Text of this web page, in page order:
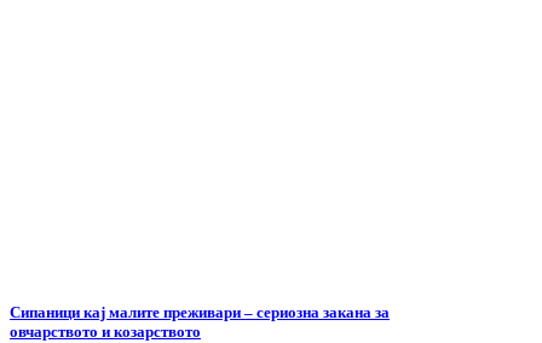
Сипаници кај малите преживари – сериозна закана за
овчарството и козарството